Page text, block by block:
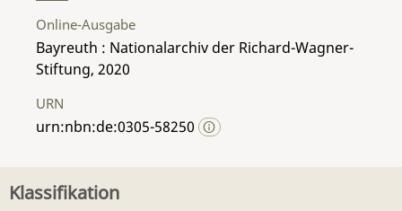
Online-Ausgabe
Bayreuth : Nationalarchiv der Richard-Wagner-
Stiftung, 2020
URN
urn:nbn:de:0305-58250
Klassifikation